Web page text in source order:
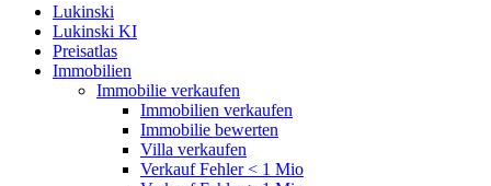
Lukinski
Lukinski KI
Preisatlas
Immobilien
Immobilie verkaufen
Immobilien verkaufen
Immobilie bewerten
Villa verkaufen
Verkauf Fehler < 1 Mio